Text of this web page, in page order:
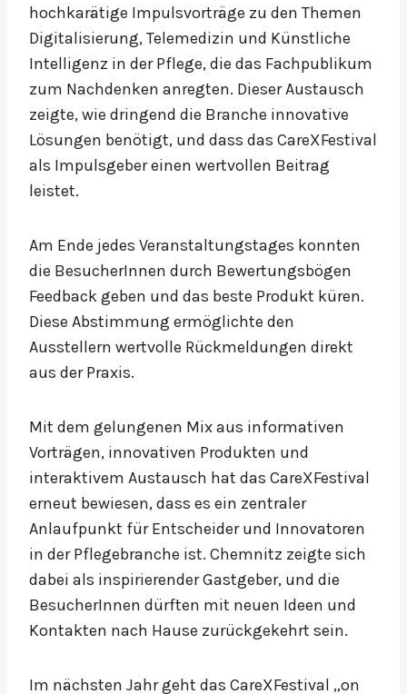
hochkarätige Impulsvorträge zu den Themen
Digitalisierung, Telemedizin und Künstliche
Intelligenz in der Pflege, die das Fachpublikum
zum Nachdenken anregten. Dieser Austausch
zeigte, wie dringend die Branche innovative
Lösungen benötigt, und dass das CareXFestival
als Impulsgeber einen wertvollen Beitrag
leistet.
Am Ende jedes Veranstaltungstages konnten
die BesucherInnen durch Bewertungsbögen
Feedback geben und das beste Produkt küren.
Diese Abstimmung ermöglichte den
Ausstellern wertvolle Rückmeldungen direkt
aus der Praxis.
Mit dem gelungenen Mix aus informativen
Vorträgen, innovativen Produkten und
interaktivem Austausch hat das CareXFestival
erneut bewiesen, dass es ein zentraler
Anlaufpunkt für Entscheider und Innovatoren
in der Pflegebranche ist. Chemnitz zeigte sich
dabei als inspirierender Gastgeber, und die
BesucherInnen dürften mit neuen Ideen und
Kontakten nach Hause zurückgekehrt sein.
Im nächsten Jahr geht das CareXFestival „on